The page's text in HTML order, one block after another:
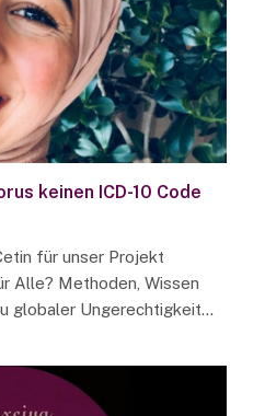
keinen ICD-10 Code
für unser Projekt
Alle? Methoden, Wissen
globaler Ungerechtigkeit…